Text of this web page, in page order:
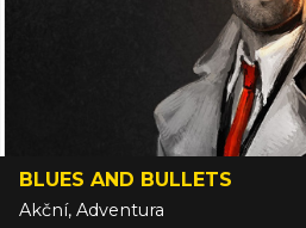
BLUES AND BULLETS
Akční, Adventura